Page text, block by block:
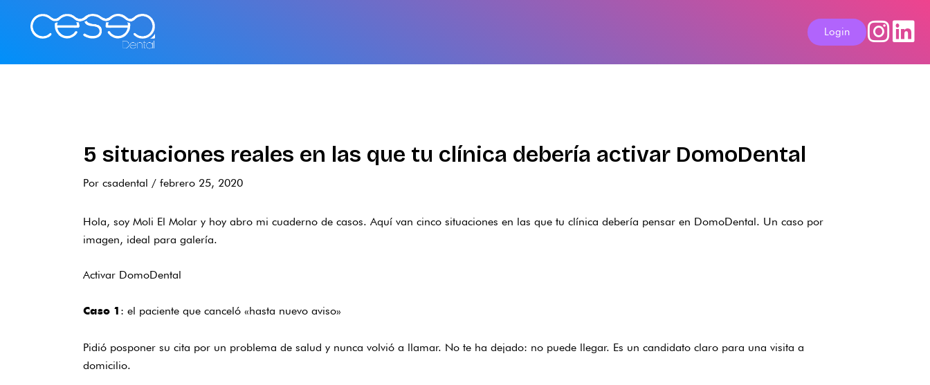
Login
5 situaciones reales en las que tu clínica debería activar DomoDental
Por csadental / febrero 25, 2020
Hola, soy Moli El Molar y hoy abro mi cuaderno de casos. Aquí van cinco situaciones en las que tu clínica debería pensar en DomoDental. Un caso por
imagen, ideal para galería.
Activar DomoDental
Caso 1 : el paciente que canceló «hasta nuevo aviso»
Pidió posponer su cita por un problema de salud y nunca volvió a llamar. No te ha dejado: no puede llegar. Es un candidato claro para una visita a
domicilio.